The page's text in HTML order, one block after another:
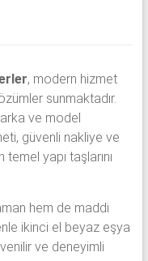
, modern hizmet
sunmaktadır.
ve model
güvenli nakliye ve
yapı taşlarını
hem de maddi
ikinci el beyaz eşya
ve deneyimli